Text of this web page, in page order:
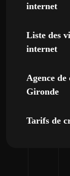
internet
Liste des
internet
Agence
Gironde
Tarifs de